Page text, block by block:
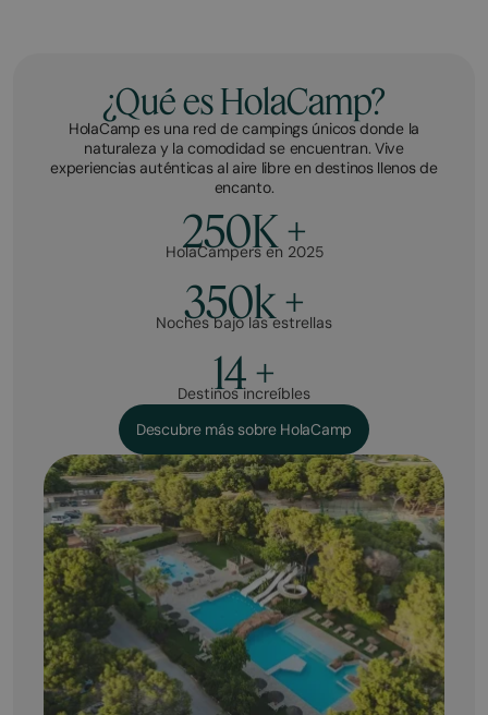
¿Qué es HolaCamp?
HolaCamp es una red de campings únicos donde la
naturaleza y la comodidad se encuentran. Vive
experiencias auténticas al aire libre en destinos llenos de
encanto.
250K +
HolaCampers en 2025
350k +
Noches bajo las estrellas
14 +
Destinos increíbles
Descubre más sobre HolaCamp